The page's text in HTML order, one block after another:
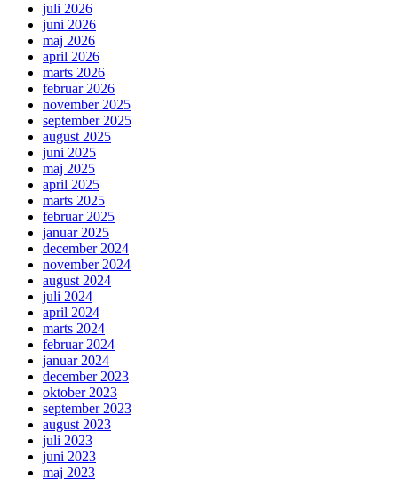
juli 2026
juni 2026
maj 2026
april 2026
marts 2026
februar 2026
november 2025
september 2025
august 2025
juni 2025
maj 2025
april 2025
marts 2025
februar 2025
januar 2025
december 2024
november 2024
august 2024
juli 2024
april 2024
marts 2024
februar 2024
januar 2024
december 2023
oktober 2023
september 2023
august 2023
juli 2023
juni 2023
maj 2023